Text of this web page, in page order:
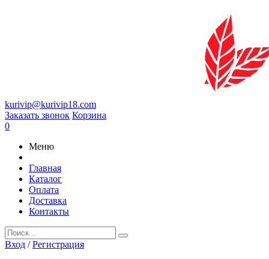
kurivip@kurivip18.com
Заказать звонок Корзина
0
Меню
Главная
Каталог
Оплата
Доставка
Контакты
Вход /Регистрация